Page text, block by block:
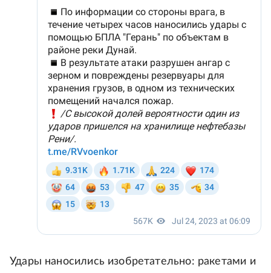
Удары наносились изобретательно: ракетами и